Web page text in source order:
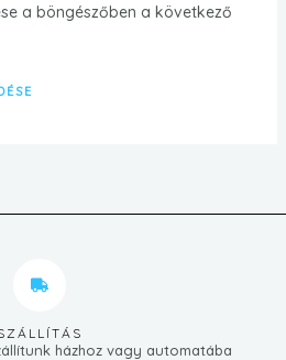
a böngészőben a következő
házhoz vagy automatába